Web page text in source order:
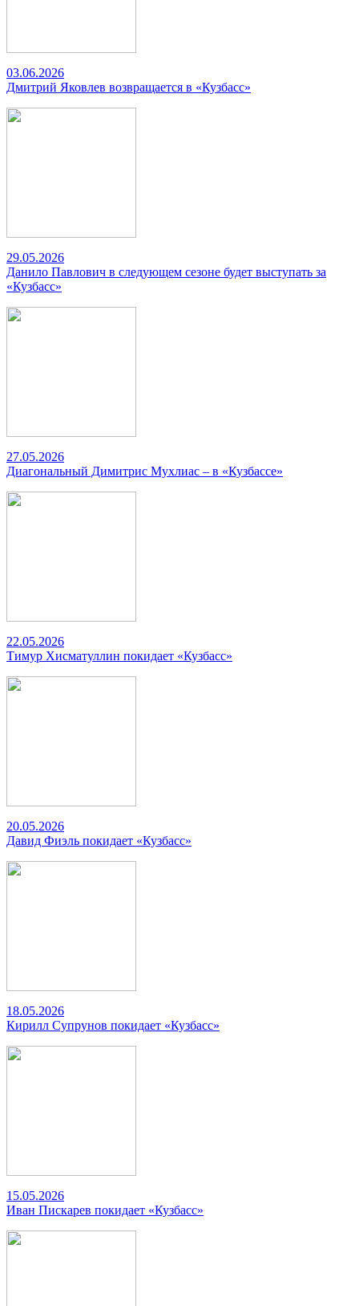
03.06.2026
Дмитрий Яковлев возвращается в «Кузбасс»
29.05.2026
Данило Павлович в следующем сезоне будет выступать за
«Кузбасс»
27.05.2026
Диагональный Димитрис Мухлиас – в «Кузбассе»
22.05.2026
Тимур Хисматуллин покидает «Кузбасс»
20.05.2026
Давид Фиэль покидает «Кузбасс»
18.05.2026
Кирилл Супрунов покидает «Кузбасс»
15.05.2026
Иван Пискарев покидает «Кузбасс»